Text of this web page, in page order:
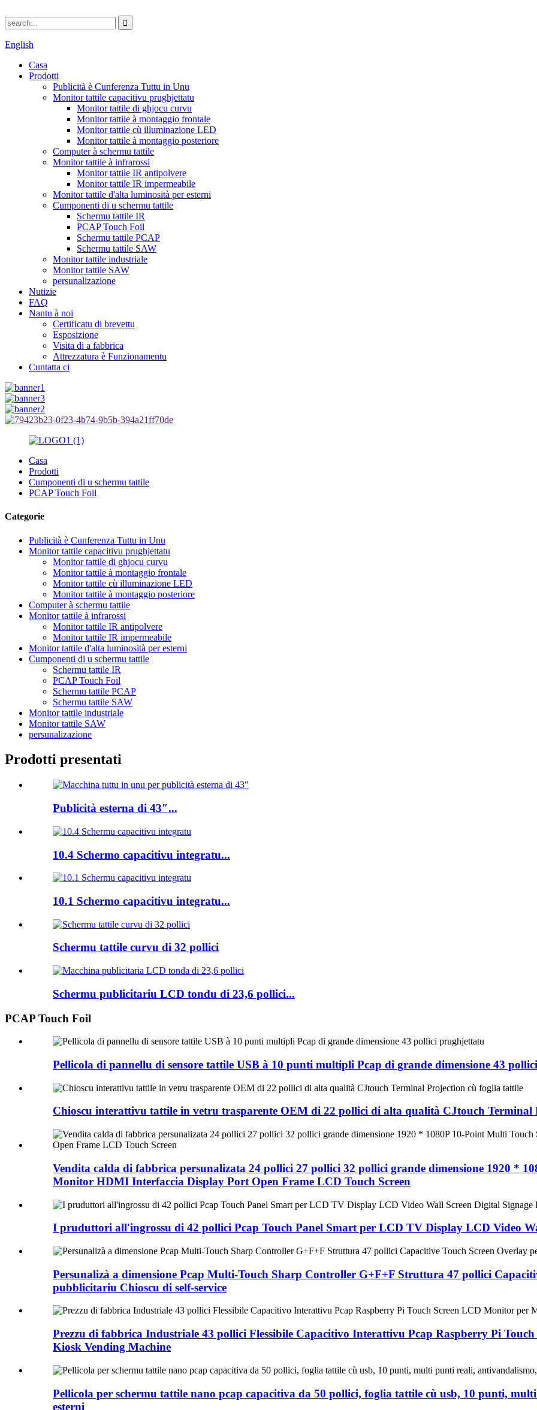
English
Casa
Prodotti
Publicità è Cunferenza Tuttu in Unu
Monitor tattile capacitivu prughjettatu
Monitor tattile di ghjocu curvu
Monitor tattile à montaggio frontale
Monitor tattile cù illuminazione LED
Monitor tattile à montaggio posteriore
Computer à schermu tattile
Monitor tattile à infrarossi
Monitor tattile IR antipolvere
Monitor tattile IR impermeabile
Monitor tattile d'alta luminosità per esterni
Cumponenti di u schermu tattile
Schermu tattile IR
PCAP Touch Foil
Schermu tattile PCAP
Schermu tattile SAW
Monitor tattile industriale
Monitor tattile SAW
persunalizazione
Nutizie
FAQ
Nantu à noi
Certificatu di brevettu
Esposizione
Visita di a fabbrica
Attrezzatura è Funzionamentu
Cuntatta ci
Casa
Prodotti
Cumponenti di u schermu tattile
PCAP Touch Foil
Categorie
Publicità è Cunferenza Tuttu in Unu
Monitor tattile capacitivu prughjettatu
Monitor tattile di ghjocu curvu
Monitor tattile à montaggio frontale
Monitor tattile cù illuminazione LED
Monitor tattile à montaggio posteriore
Computer à schermu tattile
Monitor tattile à infrarossi
Monitor tattile IR antipolvere
Monitor tattile IR impermeabile
Monitor tattile d'alta luminosità per esterni
Cumponenti di u schermu tattile
Schermu tattile IR
PCAP Touch Foil
Schermu tattile PCAP
Schermu tattile SAW
Monitor tattile industriale
Monitor tattile SAW
persunalizazione
Prodotti presentati
Publicità esterna di 43″...
10.4 Schermo capacitivu integratu...
10.1 Schermo capacitivu integratu...
Schermu tattile curvu di 32 pollici
Schermu publicitariu LCD tondu di 23,6 pollici...
PCAP Touch Foil
Pellicola di pannellu di sensore tattile USB à 10 punti multipli Pcap di grande dimensione 43
Chioscu interattivu tattile in vetru trasparente OEM di 22 pollici di alta qualità CJtouch Terminal
Vendita calda di fabbrica persunalizata 24 pollici 27 pollici 32 pollici grande dimensione 1920 *
Monitor HDMI Interfaccia Display Port Open Frame LCD Touch Screen
I pruduttori all'ingrossu di 42 pollici Pcap Touch Panel Smart per LCD TV Display LCD Video
Persunalizà a dimensione Pcap Multi-Touch Sharp Controller G+F+F Struttura 47 pollici
pubblicitariu Chioscu di self-service
Prezzu di fabbrica Industriale 43 pollici Flessibile Capacitivo Interattivu Pcap Raspberry Pi
Kiosk Vending Machine
Pellicola per schermu tattile nano pcap capacitiva da 50 pollici, foglia tattile cù usb, 10 punti,
esterni